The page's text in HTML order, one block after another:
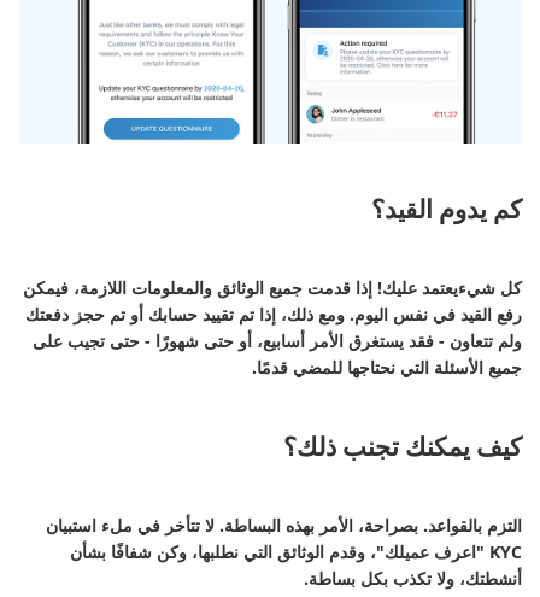
كم يدوم القيد؟
كل شيءيعتمد عليك! إذا قدمت جميع الوثائق والمعلومات اللازمة، فيمكن
رفع القيد في نفس اليوم. ومع ذلك، إذا تم تقييد حسابك أو تم حجز دفعتك
ولم تتعاون - فقد يستغرق الأمر أسابيع، أو حتى شهورًا - حتى تجيب على
جميع الأسئلة التي نحتاجها للمضي قدمًا.
كيف يمكنك تجنب ذلك؟
التزم بالقواعد. بصراحة، الأمر بهذه البساطة. لا تتأخر في ملء استبيان
KYC "اعرف عميلك"، وقدم الوثائق التي نطلبها، وكن شفافًا بشأن
أنشطتك، ولا تكذب بكل بساطة.